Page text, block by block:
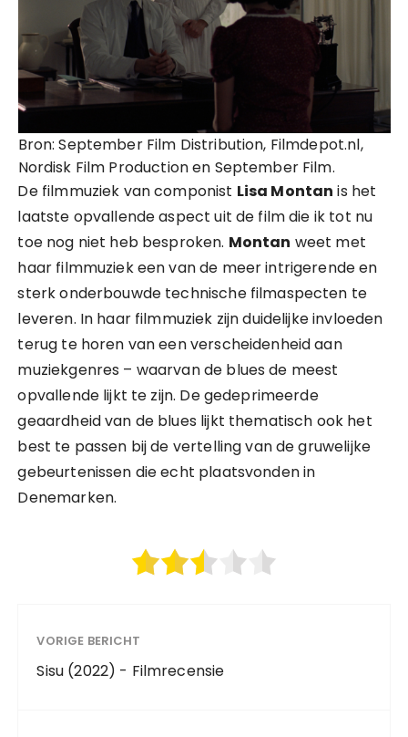
Bron: September Film Distribution, Filmdepot.nl,
Nordisk Film Production en September Film.
De filmmuziek van componist Lisa Montan is het
laatste opvallende aspect uit de film die ik tot nu
toe nog niet heb besproken. Montan weet met
haar filmmuziek een van de meer intrigerende en
sterk onderbouwde technische filmaspecten te
leveren. In haar filmmuziek zijn duidelijke invloeden
terug te horen van een verscheidenheid aan
muziekgenres – waarvan de blues de meest
opvallende lijkt te zijn. De gedeprimeerde
geaardheid van de blues lijkt thematisch ook het
best te passen bij de vertelling van de gruwelijke
gebeurtenissen die echt plaatsvonden in
Denemarken.
VORIGE BERICHT
Sisu (2022) - Filmrecensie